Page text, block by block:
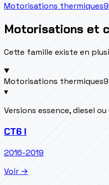
Motorisations thermiques9
Motorisations et
Cette famille existe en
Motorisations thermiques
▾
Versions essence, diesel
CT6 I
2016-2019
Voir →